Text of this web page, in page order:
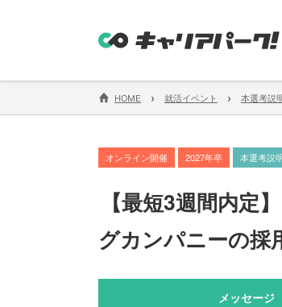
HOME › 就活イベント › 本選考説
オンライン開催 2027年卒 本選考説
【最短3週間内定】
グカンパニーの採
メッセージ